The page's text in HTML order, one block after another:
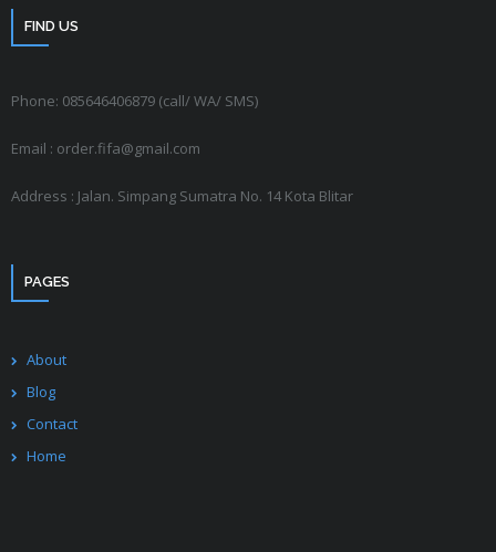
FIND US
Phone: 085646406879 (call/ WA/ SMS)
Email : order.fifa@gmail.com
Address : Jalan. Simpang Sumatra No. 14 Kota Blitar
PAGES
About
Blog
Contact
Home